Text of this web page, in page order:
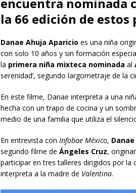
la 66 edición de
Danae Ahuja Aparicio es una niña
con solo 10 años y sin formación
la primera niña mixteca nominada al
serenidad’, segundo largometraje de la
En este filme, Danae interpreta a una
hecha con un trapo de cocina y un
medio de una familia que utiliza el
En entrevista con Infobae México,
segundo filme de Ángeles Cruz,
participar en tres talleres dirigidos por
interpreta a la madre de Valentina.